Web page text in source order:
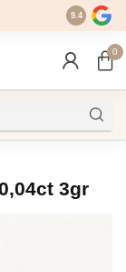
9.4
0
3gr